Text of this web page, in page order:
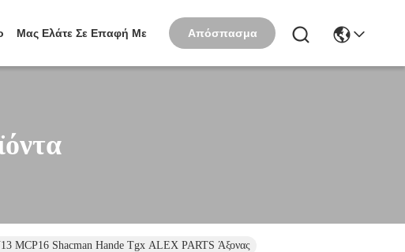
Μας Ελάτε Σε Επαφή Με Απόσπασμα
MCP16 Shacman Hande Tgx ALEX PARTS Άξονας